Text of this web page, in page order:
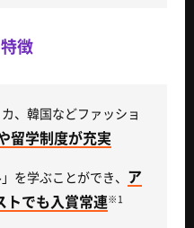
徴
、韓国などファッショ
留学制度が充実
を学ぶことができ、 ア
トでも入賞常連※1